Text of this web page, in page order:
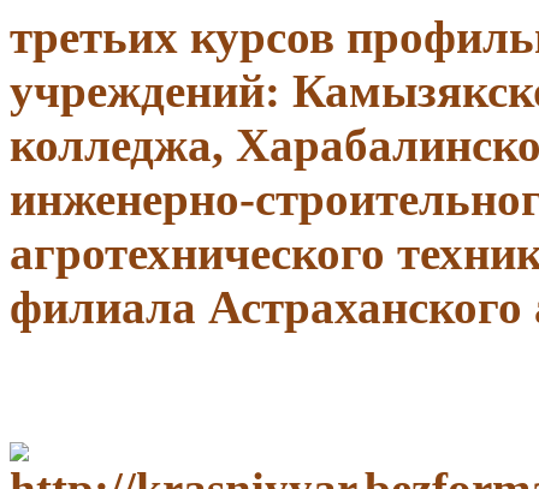
третьих курсов
учреждений:
колледжа,
инженерно-
агротехнического
филиала Астраханского